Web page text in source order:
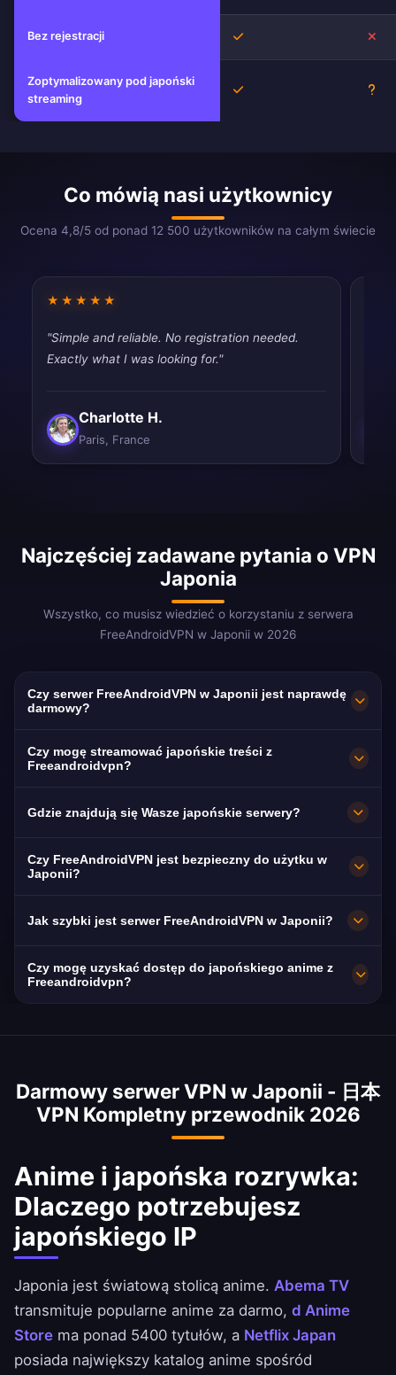
Bez rejestracji Tak
Zoptymalizowany pod japoński
streaming
Tak
Co mówią nasi użytkownicy
Ocena 4,8/5 od ponad 12 500 użytkowników na całym świecie
★★★★★
"Simple and reliable. No registration needed.
Exactly what I was looking for."
Charlotte H.
Paris, France
Najczęściej zadawane pytania o VPN
Japonia
Wszystko, co musisz wiedzieć o korzystaniu z serwera
FreeAndroidVPN w Japonii w 2026
Czy serwer FreeAndroidVPN w Japonii jest naprawdę
darmowy?
Tak! Serwer FreeAndroidVPN w Japonii jest w
100% darmowy, bez ukrytych kosztów.
naszych japońskich serwerów VPN w Tokio,
Czy mogę streamować japońskie treści z
Freeandroidvpn?
zoptymalizowane pod kątem streamingu
(darmowe), TVer, NHK+, U-NEXT i DAZN
pełnego japońskiego katalogu na Crunchyroll
Gdzie znajdują się Wasze japońskie serwery?
FreeAndroidVPN utrzymuje wiele szybkich
serwerów w całej Japonii, w Tokio, Osace,
serwery posiadają połączenia 10 Gbps dla
preferowane japońskie miasto w aplikacji dla
Czy FreeAndroidVPN jest bezpieczny do użytku w
Japonii?
szyfrowanie AES-256. Japońska ustawa o
solidną ochronę prywatności. Nasza polityka
bezpieczeństwa podczas przeglądania
Jak szybki jest serwer FreeAndroidVPN w Japonii?
Nasze japońskie serwery zapewniają
wyjątkowe prędkości z przepustowością sieci
średnich prędkości internetu na świecie — 320
kompetytywnego grania.
Czy mogę uzyskać dostęp do japońskiego anime z
Freeandroidvpn?
japońską bibliotekę anime. Wiele tytułów
Japonii, a niektóre seriale są ekskluzywne dla
Japonii na Abema TV i d Anime Store. Uzyskaj
dostęp do katalogu anime Netflix Japan, który
ma znacznie więcej tytułów niż inne regiony.
Darmowy serwer VPN w Japonii - 日本
VPN Kompletny przewodnik 2026
Anime i japońska rozrywka:
Dlaczego potrzebujesz
japońskiego IP
Japonia jest światową stolicą anime. Abema TV
transmituje popularne anime za darmo, d Anime
Store ma ponad 5400 tytułów, a Netflix Japan
posiada największy katalog anime spośród